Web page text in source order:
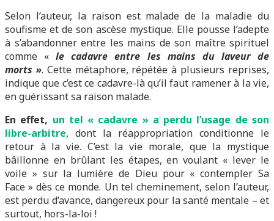
Selon l’auteur, la raison est malade de la maladie du
soufisme et de son ascèse mystique. Elle pousse l’adepte
à s’abandonner entre les mains de son maître spirituel
comme «le cadavre entre les mains du laveur de
morts ». Cette métaphore, répétée à plusieurs reprises,
indique que c’est ce cadavre-là qu’il faut ramener à la vie,
en guérissant sa raison malade.
En effet, un tel « cadavre » a perdu l’usage de son
libre-arbitre, dont la réappropriation conditionne le
retour à la vie. C’est la vie morale, que la mystique
bâillonne en brûlant les étapes, en voulant « lever le
voile » sur la lumière de Dieu pour « contempler Sa
Face » dès ce monde. Un tel cheminement, selon l’auteur,
est perdu d’avance, dangereux pour la santé mentale – et
surtout, hors-la-loi !